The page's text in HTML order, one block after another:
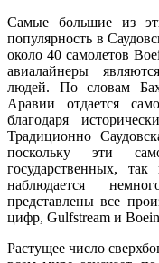
Самые большие из
популярность в
около 40 самолетов
авиалайнеры
людей. По словам
Аравии отдается
благодаря
Традиционно
поскольку эти
государственных,
наблюдается
представлены все
цифр, Gulfstream и
Растущее число